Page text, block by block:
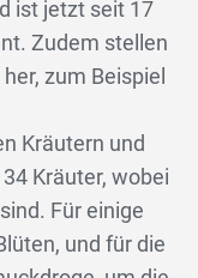
ist jetzt seit 17
Zudem stellen
zum Beispiel
Kräutern und
Kräuter, wobei
Für einige
und für die